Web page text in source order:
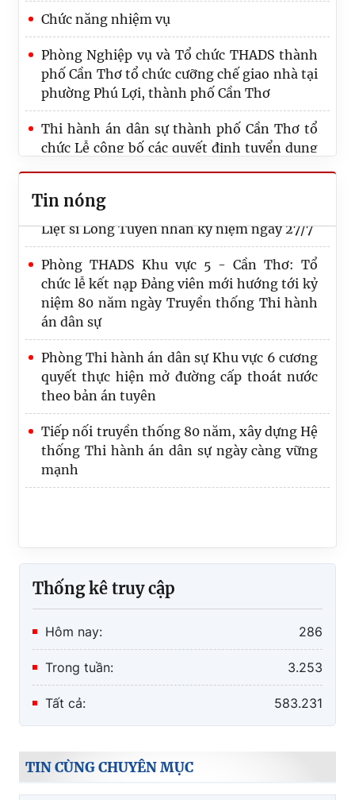
Chức năng nhiệm vụ
Phòng Nghiệp vụ và Tổ chức THADS thành
phố Cần Thơ tổ chức cưỡng chế giao nhà tại
phường Phú Lợi, thành phố Cần Thơ
Thi hành án dân sự thành phố Cần Thơ tổ
chức Lễ công bố các quyết định tuyển dụng
long trọng kỷ niệm 80 năm Ngày truyền
thống Thi hành án dân sự (19/7/1946 -
19/7/2026)
Tin nóng
CHI BỘ VĂN PHÒNG THI HÀNH ÁN DÂN SỰ
THÀNH PHỐ CẦN THƠ TỔ CHỨC LỄ KẾT
NẠP ĐẢNG VIÊN MỚI
Phòng Thi hành án dân sự Khu vực 2 - Cần
Thơ phối hợp tổ chức Lễ viếng Nghĩa trang
Liệt sĩ Long Tuyền nhân kỷ niệm ngày 27/7
Phòng THADS Khu vực 5 - Cần Thơ: Tổ
chức lễ kết nạp Đảng viên mới hướng tới kỷ
niệm 80 năm ngày Truyền thống Thi hành
án dân sự
Phòng Thi hành án dân sự Khu vực 6 cương
quyết thực hiện mở đường cấp thoát nước
theo bản án tuyên
Tiếp nối truyền thống 80 năm, xây dựng Hệ
thống Thi hành án dân sự ngày càng vững
mạnh
Thống kê truy cập
Hôm nay: 286
Trong tuần: 3.253
Tất cả: 583.231
TIN CÙNG CHUYÊN MỤC